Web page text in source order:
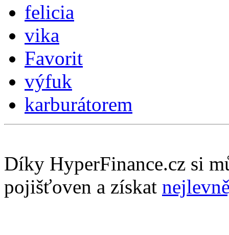
felicia
vika
Favorit
výfuk
karburátorem
Díky HyperFinance.cz si
pojišťoven a získat